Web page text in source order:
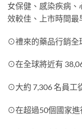
女保健、感染疾病
效較佳、上市時間最
⊙禮來的藥品行銷全
⊙在全球將近有
⊙大約 7,306 名員工
⊙在超過50個國家進